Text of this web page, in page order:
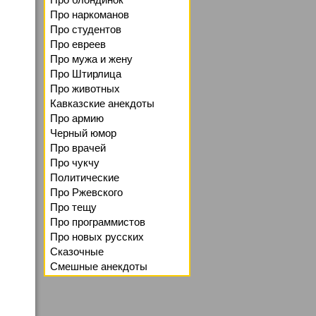
Про наркоманов
Про студентов
Про евреев
Про мужа и жену
Про Штирлица
Про животных
Кавказские анекдоты
Про армию
Черный юмор
Про врачей
Про чукчу
Политические
Про Ржевского
Про тещу
Про программистов
Про новых русских
Сказочные
Смешные анекдоты